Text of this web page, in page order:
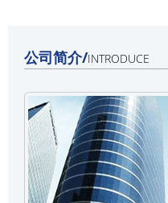
公司简介/INTRODUCE